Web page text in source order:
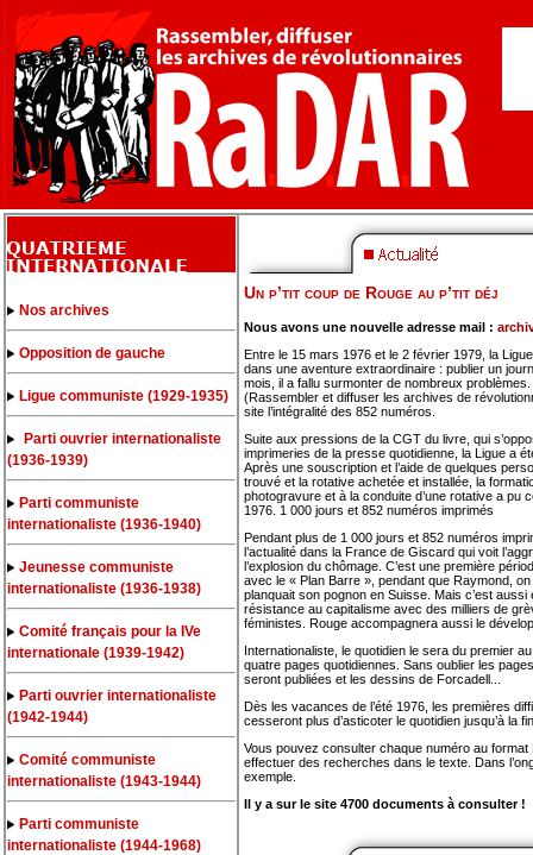
Nos archives
Opposition de gauche
Ligue communiste (1929-1935)
Parti ouvrier internationaliste
(1936-1939)
Parti communiste
internationaliste (1936-1940)
Jeunesse communiste
internationaliste (1936-1938)
Comité français pour la IVe
internationale (1939-1942)
Parti ouvrier internationaliste
(1942-1944)
Comité communiste
internationaliste (1943-1944)
Parti communiste
internationaliste (1944-1968)
Un p’tit coup de Rouge au p’tit déj
Nous avons une nouvelle adresse mail :
Entre le 15 mars 1976 et le 2 février 1979, la
dans une aventure extraordinaire : publier un
mois, il a fallu surmonter de nombreux
(Rassembler et diffuser les archives de
site l’intégralité des 852 numéros.
Suite aux pressions de la CGT du livre, qui
imprimeries de la presse quotidienne, la Ligue a
Après une souscription et l’aide de quelques
trouvé et la rotative achetée et installée, la
photogravure et à la conduite d’une rotative a pu
1976. 1 000 jours et 852 numéros imprimés
Pendant plus de 1 000 jours et 852 numéros
l’actualité dans la France de Giscard qui voit
l’explosion du chômage. C’est une première
avec le « Plan Barre », pendant que Raymond,
planquait son pognon en Suisse. Mais c’est
résistance au capitalisme avec des milliers de
féministes. Rouge accompagnera aussi le
Internationaliste, le quotidien le sera du premier
quatre pages quotidiennes. Sans oublier les
seront publiées et les dessins de Forcadell...
Dès les vacances de l’été 1976, les premières
cesseront plus d’asticoter le quotidien jusqu’à la
Vous pouvez consulter chaque numéro au
effectuer des recherches dans le texte. Dans
exemple.
Il y a sur le site 4700 documents à consulter !